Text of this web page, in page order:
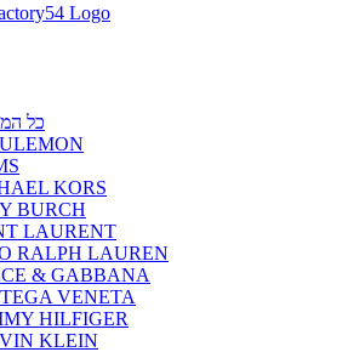
כל
KORS
BURCH
LAURENT
RALPH LAUREN
& GABBANA
VENETA
HILFIGER
KLEIN